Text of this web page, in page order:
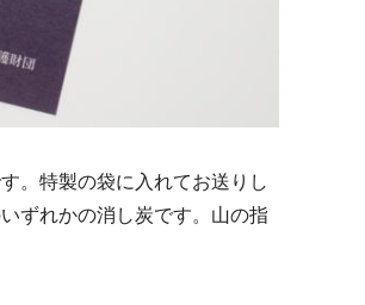
。特製の袋に入れてお送りし
ずれかの消し炭です。山の指